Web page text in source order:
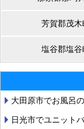
芳賀郡茂木
塩谷郡塩谷
大田原市でお風呂
日光市でユニット